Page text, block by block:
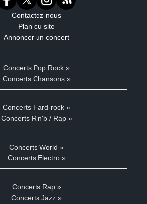
Contactez-nous
Plan du site
Annoncer un concert
Concerts Pop Rock »
Concerts Chansons »
Concerts Hard-rock »
Concerts R'n'b / Rap »
Concerts World »
Concerts Electro »
Concerts Rap »
Concerts Jazz »